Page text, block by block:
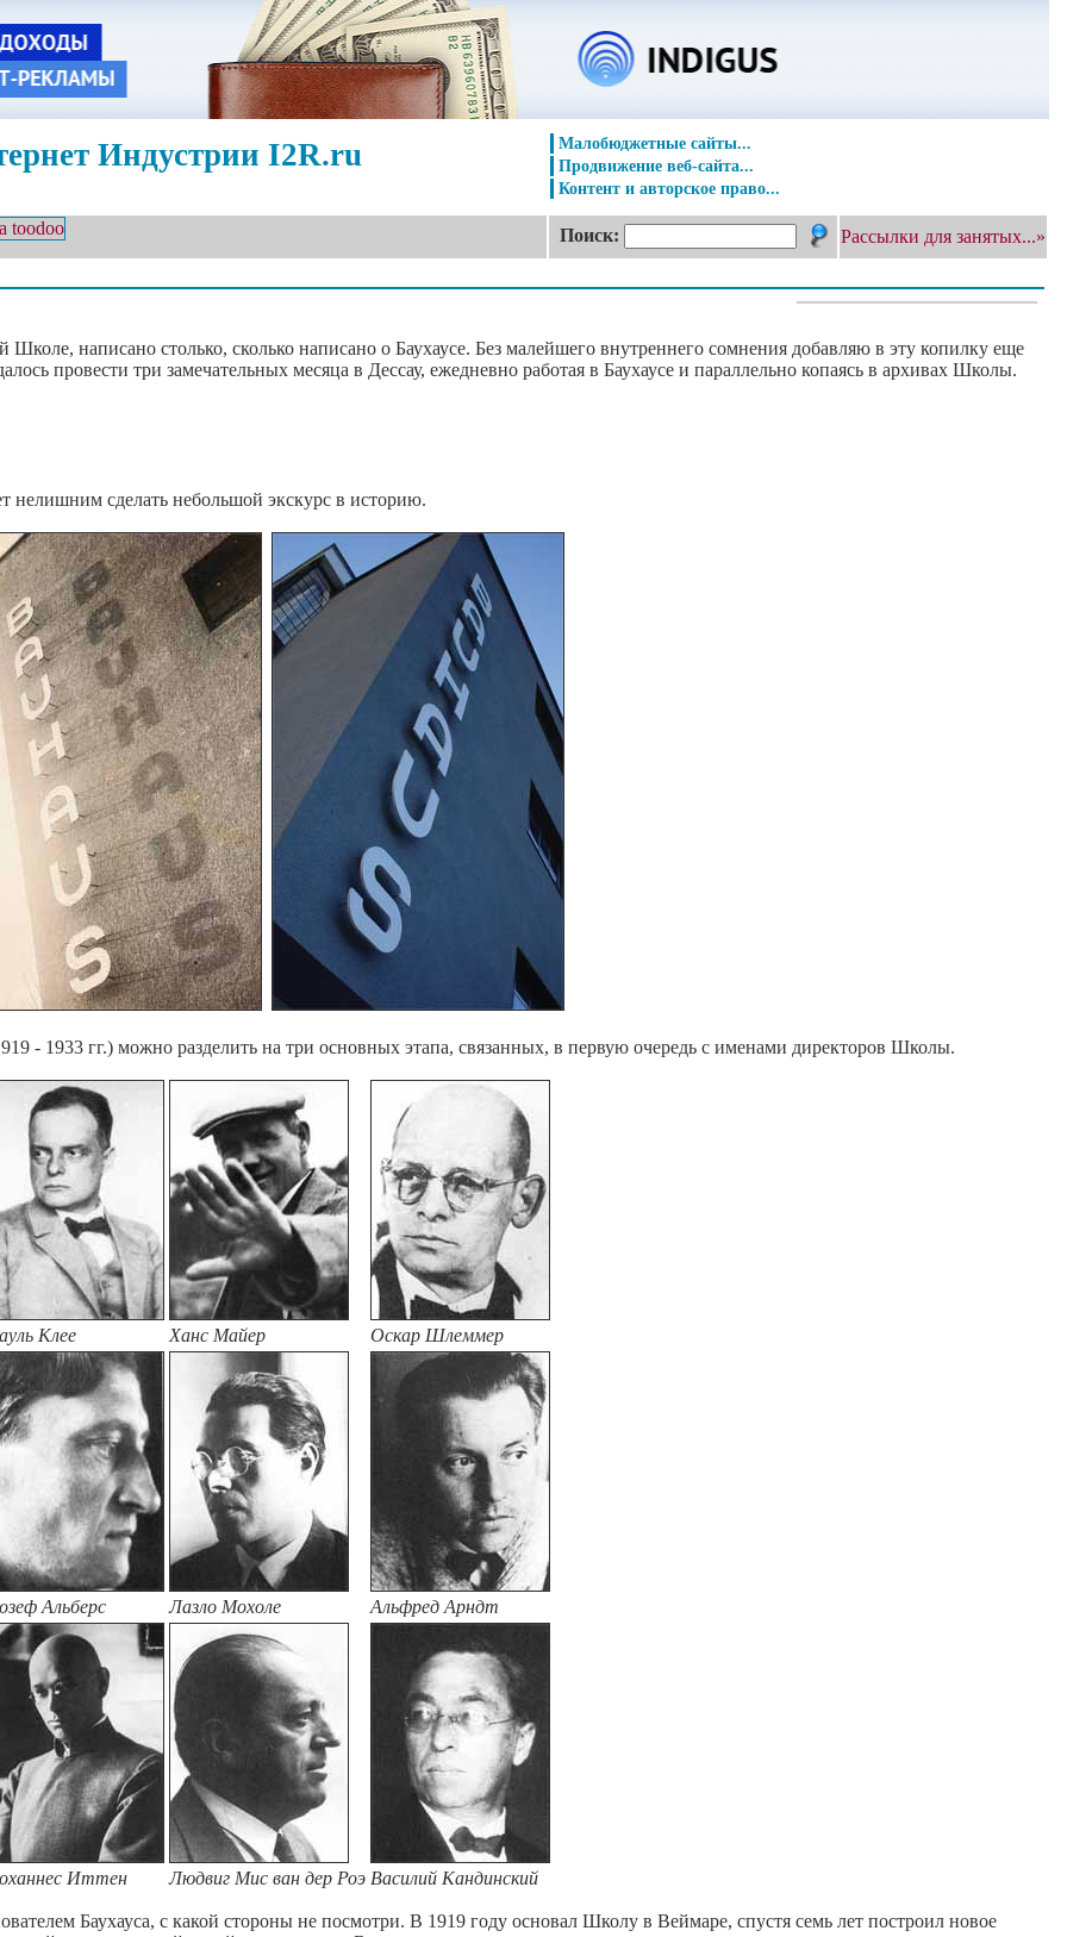
Индустрии I2R.ru
Малобюджетные сайты...
Продвижение веб-сайта...
Контент и авторское право...
Поиск: Рассылки для занятых...»
Школе, написано столько, сколько написано о Баухаусе. Без малейшего внутреннего сомнения добавляю в эту копилку еще
провести три замечательных месяца в Дессау, ежедневно работая в Баухаусе и параллельно копаясь в архивах Школы.
нелишним сделать небольшой экскурс в историю.
- 1933 гг.) можно разделить на три основных этапа, связанных, в первую очередь с именами директоров Школы.
Клее Ханс Майер Оскар Шлеммер
Альберс Лазло Мохоле Альфред Арндт
Иттен Людвиг Мис ван дер Роэ Василий Кандинский
Баухауса, с какой стороны не посмотри. В 1919 году основал Школу в Веймаре, спустя семь лет построил новое